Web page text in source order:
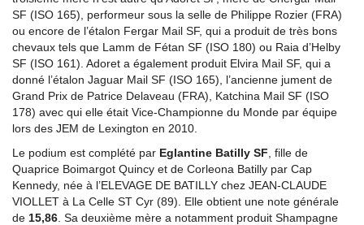
SF (ISO 165), performeur sous la selle de Philippe Rozier (FRA)
ou encore de l’étalon Fergar Mail SF, qui a produit de très bons
chevaux tels que Lamm de Fétan SF (ISO 180) ou Raia d’Helby
SF (ISO 161). Adoret a également produit Elvira Mail SF, qui a
donné l’étalon Jaguar Mail SF (ISO 165), l’ancienne jument de
Grand Prix de Patrice Delaveau (FRA), Katchina Mail SF (ISO
178) avec qui elle était Vice-Championne du Monde par équipe
lors des JEM de Lexington en 2010.
Le podium est complété par Eglantine Batilly SF , fille de
Quaprice Boimargot Quincy et de Corleona Batilly par Cap
Kennedy, née à l’ELEVAGE DE BATILLY chez JEAN-CLAUDE
VIOLLET à La Celle ST Cyr (89). Elle obtient une note générale
de 15,86 . Sa deuxième mère a notamment produit Shampagne